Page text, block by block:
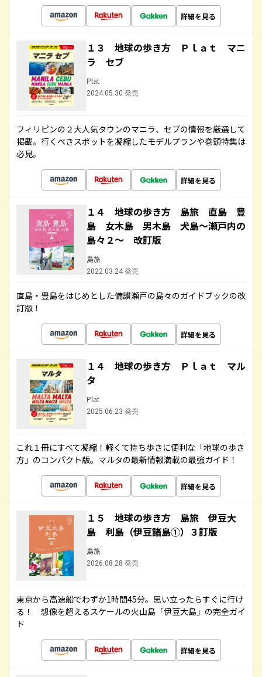
詳細を見る
１３ 地球の歩き方 Ｐｌａｔ マニ
ラ セブ
Plat
2024.05.30 発売
フィリピンの２大人気タウンのマニラ、セブの情報を厳選して
掲載。行くべきスポットを凝縮したモデルプランや巻頭特集は
必見。
詳細を見る
１４ 地球の歩き方 島旅 直島 豊
島 女木島 男木島 犬島～瀬戸内の
島々２～ 改訂版
島旅
2022.03.24 発売
直島・豊島をはじめとした備讃瀬戸の島々のガイドブックの改
訂版！
詳細を見る
１４ 地球の歩き方 Ｐｌａｔ マル
タ
Plat
2025.06.23 発売
これ１冊にすべて凝縮！軽くて持ち歩きに便利な「地球の歩き
方」のコンパクト版。マルタの最新情報満載の最強ガイド！
詳細を見る
１５ 地球の歩き方 島旅 伊豆大
島 利島（伊豆諸島①）３訂版
島旅
2026.08.28 発売
東京から高速船でわずか1時間45分。思い立ったらすぐに行け
る！ 想像を超えるスケールの火山島「伊豆大島」の完全ガイ
ド
詳細を見る